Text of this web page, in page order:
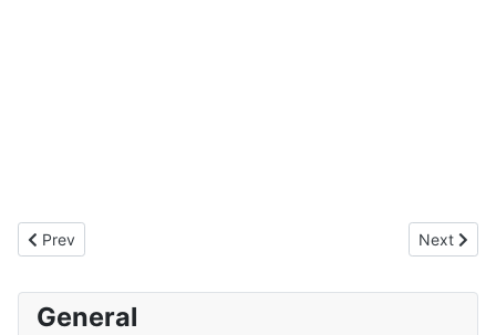
General
Previous article: Generalized Poincaré-Dulac singularities of
Prev Next
Next